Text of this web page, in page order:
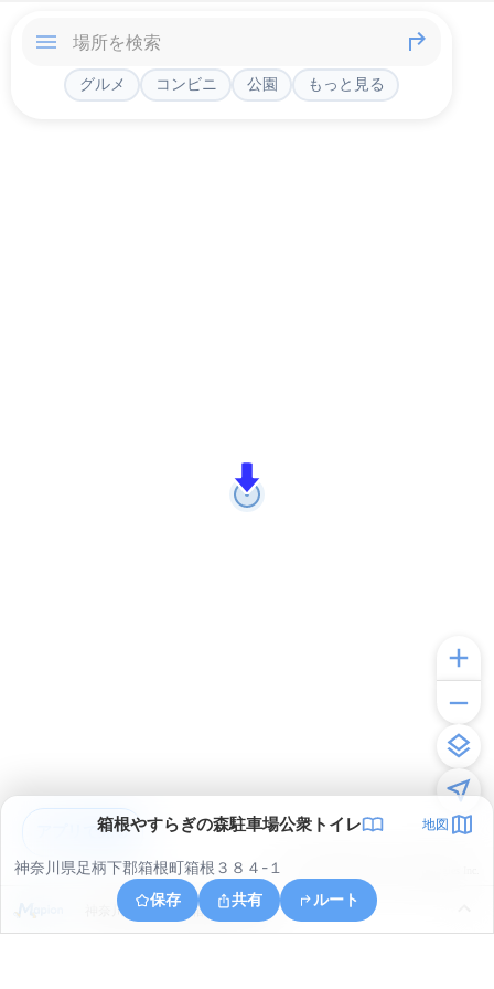
グルメ コンビニ 公園 もっと見る
箱根やすらぎの森駐車場公衆トイレ 地図
神奈川県足柄下郡箱根町箱根３８４-１
保存
共有 ルート
神奈川県足柄下郡箱根町元箱根
アプリで見る